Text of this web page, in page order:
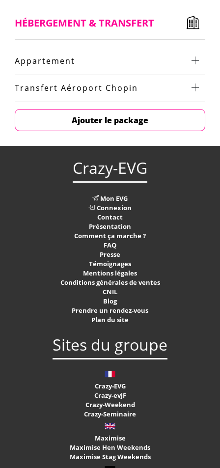
HÉBERGEMENT & TRANSFERT
Appartement
Transfert Aéroport Chopin
Ajouter le package
Crazy-EVG
Mon EVG
Connexion
Contact
Présentation
Comment ça marche ?
FAQ
Presse
Témoignages
Mentions légales
Conditions générales de ventes
CNIL
Blog
Prendre un rendez-vous
Plan du site
Sites du groupe
Crazy-EVG
Crazy-evjF
Crazy-Weekend
Crazy-Seminaire
Maximise
Maximise Hen Weekends
Maximise Stag Weekends